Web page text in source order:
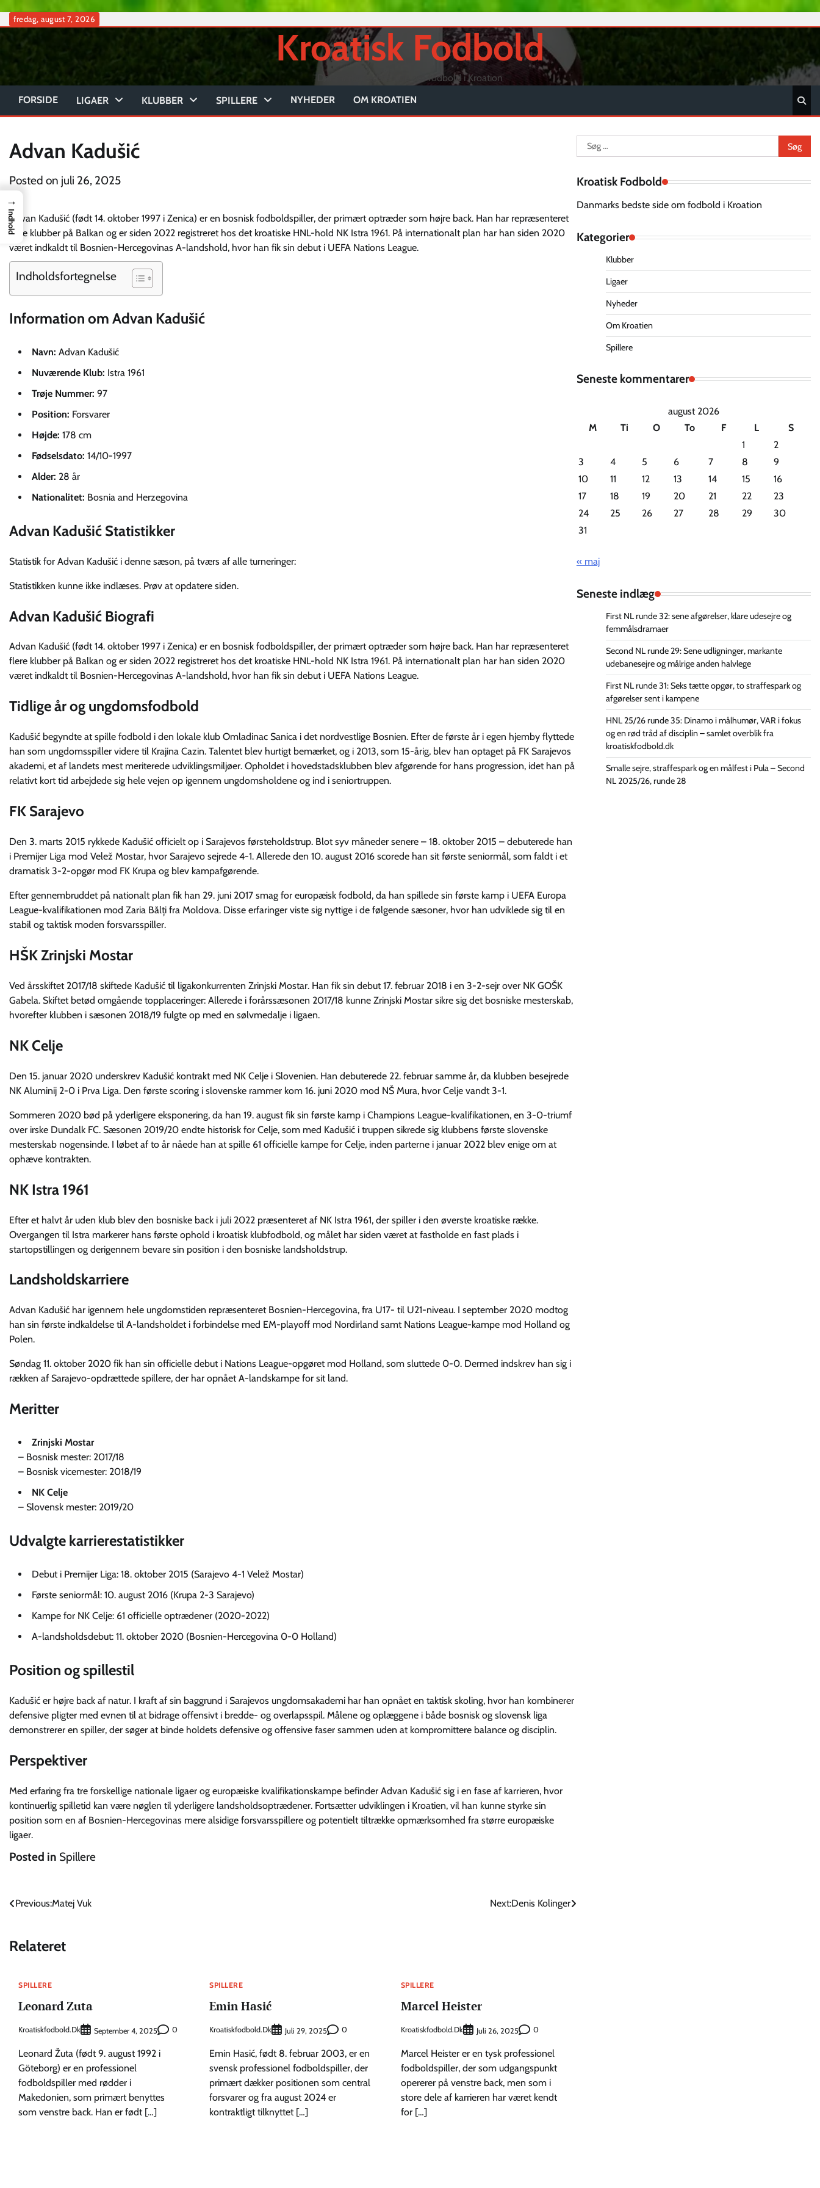
Skip
content
fredag, august 7, 2026
Kroatisk Fodbold
Danmarks bedste side om fodbold i Kroation
FORSIDE
LIGAER KLUBBER SPILLERE NYHEDER OM KROATIEN
Advan Kadušić
Posted on juli 26, 2025
Advan Kadušić (født 14. oktober 1997 i Zenica) er en bosnisk fodboldspiller, der primært optræder som højre back. Han har repræsenteret
flere klubber på Balkan og er siden 2022 registreret hos det kroatiske HNL-hold NK Istra 1961. På internationalt plan har han siden 2020
været indkaldt til Bosnien-Hercegovinas A-landshold, hvor han fik sin debut i UEFA Nations League.
Indholdsfortegnelse
Information om Advan Kadušić
Navn: Advan Kadušić
Nuværende Klub: Istra 1961
Trøje Nummer: 97
Position: Forsvarer
Højde: 178 cm
Fødselsdato: 14/10-1997
Alder: 28 år
Nationalitet: Bosnia and Herzegovina
Advan Kadušić Statistikker
Statistik for Advan Kadušić i denne sæson, på tværs af alle turneringer:
Statistikken kunne ikke indlæses. Prøv at opdatere siden.
Advan Kadušić Biografi
Advan Kadušić (født 14. oktober 1997 i Zenica) er en bosnisk fodboldspiller, der primært optræder som højre back. Han har repræsenteret
flere klubber på Balkan og er siden 2022 registreret hos det kroatiske HNL-hold NK Istra 1961. På internationalt plan har han siden 2020
været indkaldt til Bosnien-Hercegovinas A-landshold, hvor han fik sin debut i UEFA Nations League.
Tidlige år og ungdomsfodbold
Kadušić begyndte at spille fodbold i den lokale klub Omladinac Sanica i det nordvestlige Bosnien. Efter de første år i egen hjemby flyttede
han som ungdomsspiller videre til Krajina Cazin. Talentet blev hurtigt bemærket, og i 2013, som 15-årig, blev han optaget på FK Sarajevos
akademi, et af landets mest meriterede udviklingsmiljøer. Opholdet i hovedstadsklubben blev afgørende for hans progression, idet han på
relativt kort tid arbejdede sig hele vejen op igennem ungdomsholdene og ind i seniortruppen.
FK Sarajevo
Den 3. marts 2015 rykkede Kadušić officielt op i Sarajevos førsteholdstrup. Blot syv måneder senere – 18. oktober 2015 – debuterede han
i Premijer Liga mod Velež Mostar, hvor Sarajevo sejrede 4-1. Allerede den 10. august 2016 scorede han sit første seniormål, som faldt i et
dramatisk 3-2-opgør mod FK Krupa og blev kampafgørende.
Efter gennembruddet på nationalt plan fik han 29. juni 2017 smag for europæisk fodbold, da han spillede sin første kamp i UEFA Europa
League-kvalifikationen mod Zaria Bălți fra Moldova. Disse erfaringer viste sig nyttige i de følgende sæsoner, hvor han udviklede sig til en
stabil og taktisk moden forsvarsspiller.
HŠK Zrinjski Mostar
Ved årsskiftet 2017/18 skiftede Kadušić til ligakonkurrenten Zrinjski Mostar. Han fik sin debut 17. februar 2018 i en 3-2-sejr over NK GOŠK
Gabela. Skiftet betød omgående topplaceringer: Allerede i forårssæsonen 2017/18 kunne Zrinjski Mostar sikre sig det bosniske mesterskab,
hvorefter klubben i sæsonen 2018/19 fulgte op med en sølvmedalje i ligaen.
NK Celje
Den 15. januar 2020 underskrev Kadušić kontrakt med NK Celje i Slovenien. Han debuterede 22. februar samme år, da klubben besejrede
NK Aluminij 2-0 i Prva Liga. Den første scoring i slovenske rammer kom 16. juni 2020 mod NŠ Mura, hvor Celje vandt 3-1.
Sommeren 2020 bød på yderligere eksponering, da han 19. august fik sin første kamp i Champions League-kvalifikationen, en 3-0-triumf
over irske Dundalk FC. Sæsonen 2019/20 endte historisk for Celje, som med Kadušić i truppen sikrede sig klubbens første slovenske
mesterskab nogensinde. I løbet af to år nåede han at spille 61 officielle kampe for Celje, inden parterne i januar 2022 blev enige om at
ophæve kontrakten.
NK Istra 1961
Efter et halvt år uden klub blev den bosniske back i juli 2022 præsenteret af NK Istra 1961, der spiller i den øverste kroatiske række.
Overgangen til Istra markerer hans første ophold i kroatisk klubfodbold, og målet har siden været at fastholde en fast plads i
startopstillingen og derigennem bevare sin position i den bosniske landsholdstrup.
Landsholdskarriere
Advan Kadušić har igennem hele ungdomstiden repræsenteret Bosnien-Hercegovina, fra U17- til U21-niveau. I september 2020 modtog
han sin første indkaldelse til A-landsholdet i forbindelse med EM-playoff mod Nordirland samt Nations League-kampe mod Holland og
Polen.
Søndag 11. oktober 2020 fik han sin officielle debut i Nations League-opgøret mod Holland, som sluttede 0-0. Dermed indskrev han sig i
rækken af Sarajevo-opdrættede spillere, der har opnået A-landskampe for sit land.
Meritter
Zrinjski Mostar
– Bosnisk mester: 2017/18
– Bosnisk vicemester: 2018/19
NK Celje
– Slovensk mester: 2019/20
Udvalgte karrierestatistikker
Debut i Premijer Liga: 18. oktober 2015 (Sarajevo 4-1 Velež Mostar)
Første seniormål: 10. august 2016 (Krupa 2-3 Sarajevo)
Kampe for NK Celje: 61 officielle optrædener (2020-2022)
A-landsholdsdebut: 11. oktober 2020 (Bosnien-Hercegovina 0-0 Holland)
Position og spillestil
Kadušić er højre back af natur. I kraft af sin baggrund i Sarajevos ungdomsakademi har han opnået en taktisk skoling, hvor han kombinerer
defensive pligter med evnen til at bidrage offensivt i bredde- og overlapsspil. Målene og oplæggene i både bosnisk og slovensk liga
demonstrerer en spiller, der søger at binde holdets defensive og offensive faser sammen uden at kompromittere balance og disciplin.
Perspektiver
Med erfaring fra tre forskellige nationale ligaer og europæiske kvalifikationskampe befinder Advan Kadušić sig i en fase af karrieren, hvor
kontinuerlig spilletid kan være nøglen til yderligere landsholdsoptrædener. Fortsætter udviklingen i Kroatien, vil han kunne styrke sin
position som en af Bosnien-Hercegovinas mere alsidige forsvarsspillere og potentielt tiltrække opmærksomhed fra større europæiske
ligaer.
Posted in Spillere
Indlægsnavigation
Previous:Matej Vuk Next:Denis Kolinger
Relateret
SPILLERE
Leonard Zuta
Kroatiskfodbold.dk September 4, 2025 0
Leonard Žuta (født 9. august 1992 i
Göteborg) er en professionel
fodboldspiller med rødder i
Makedonien, som primært benyttes
som venstre back. Han er født […]
SPILLERE
Emin Hasić
Kroatiskfodbold.dk Juli 29, 2025 0
Emin Hasić, født 8. februar 2003, er en
svensk professionel fodboldspiller, der
primært dækker positionen som central
forsvarer og fra august 2024 er
kontraktligt tilknyttet […]
SPILLERE
Marcel Heister
Kroatiskfodbold.dk Juli 26, 2025 0
Marcel Heister er en tysk professionel
fodboldspiller, der som udgangspunkt
opererer på venstre back, men som i
store dele af karrieren har været kendt
for […]
Søg
efter:
Kroatisk Fodbold
Danmarks bedste side om fodbold i Kroation
Kategorier
Klubber
Ligaer
Nyheder
Om Kroatien
Spillere
Seneste kommentarer
august 2026
M
Ti O To F L
S
1
2
3
4 5 6 7 8
9
10
11 12 13 14 15
16
17
18 19 20 21 22
23
24
25 26 27 28 29
30
31
« maj
Seneste indlæg
First NL runde 32: sene afgørelser, klare udesejre og
femmålsdramaer
Second NL runde 29: Sene udligninger, markante
udebanesejre og målrige anden halvlege
First NL runde 31: Seks tætte opgør, to straffespark og
afgørelser sent i kampene
HNL 25/26 runde 35: Dinamo i målhumør, VAR i fokus
og en rød tråd af disciplin – samlet overblik fra
kroatiskfodbold.dk
Smalle sejre, straffespark og en målfest i Pula – Second
NL 2025/26, runde 28
→
Indhold